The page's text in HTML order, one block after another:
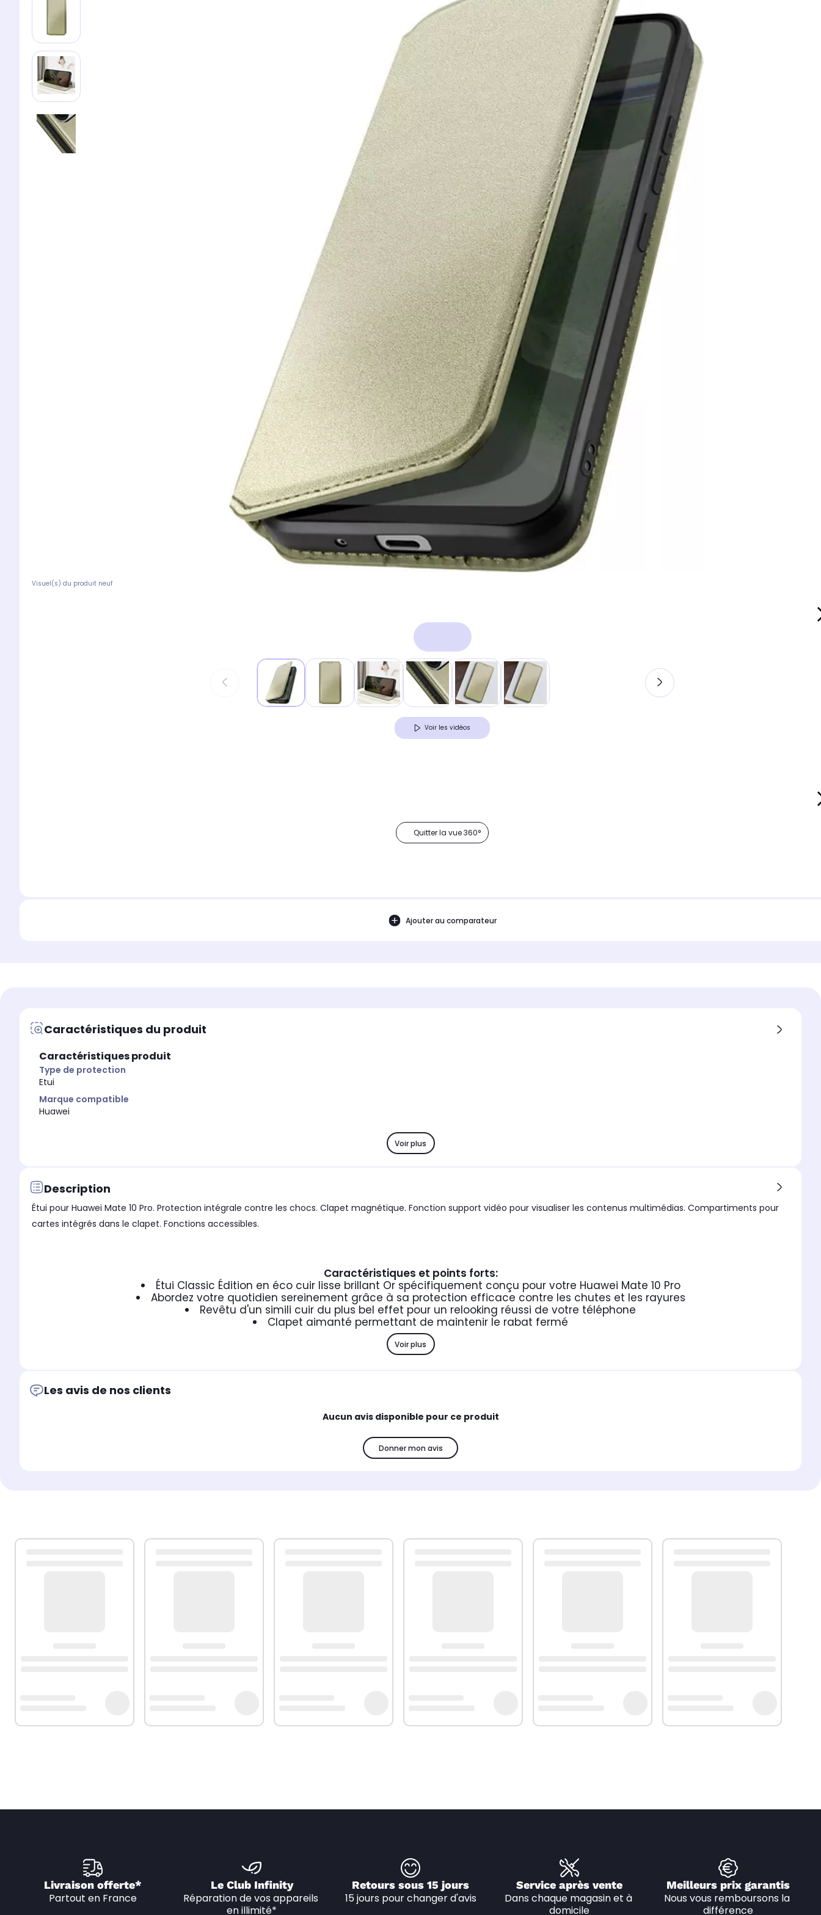
Visuel(s) du produit neuf
Voir les vidéos
Quitter la vue 360°
Ajouter au comparateur
Caractéristiques du produit
Caractéristiques produit
Type de protection
Etui
Marque compatible
Huawei
Voir plus
Description
Étui pour Huawei Mate 10 Pro. Protection intégrale contre les chocs. Clapet magnétique. Fonction support vidéo pour visualiser les contenus multimédias. Compartiments pour
cartes intégrés dans le clapet. Fonctions accessibles.
Caractéristiques et points forts:
Étui Classic Édition en éco cuir lisse brillant Or spécifiquement conçu pour votre Huawei Mate 10 Pro
Abordez votre quotidien sereinement grâce à sa protection efficace contre les chutes et les rayures
Revêtu d'un simili cuir du plus bel effet pour un relooking réussi de votre téléphone
Clapet aimanté permettant de maintenir le rabat fermé
Voir plus
Les avis de nos clients
Aucun avis disponible pour ce produit
Donner mon avis
Livraison offerte*
Partout en France
Le Club Infinity
Réparation de vos appareils
en illimité*
Retours sous 15 jours
15 jours pour changer d'avis
Service après vente
Dans chaque magasin et à
domicile
Meilleurs prix garantis
Nous vous remboursons la
différence